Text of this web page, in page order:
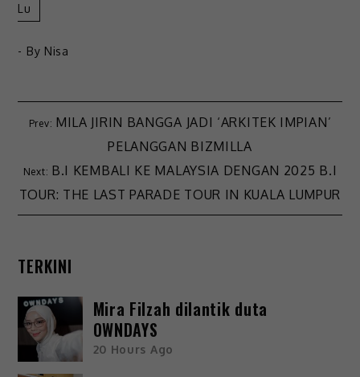
Lu
- By Nisa
MILA JIRIN BANGGA JADI ‘ARKITEK IMPIAN’
PELANGGAN BIZMILLA
B.I KEMBALI KE MALAYSIA DENGAN 2025 B.I
TOUR: THE LAST PARADE TOUR IN KUALA LUMPUR
TERKINI
Mira Filzah dilantik duta
OWNDAYS
20 Hours Ago